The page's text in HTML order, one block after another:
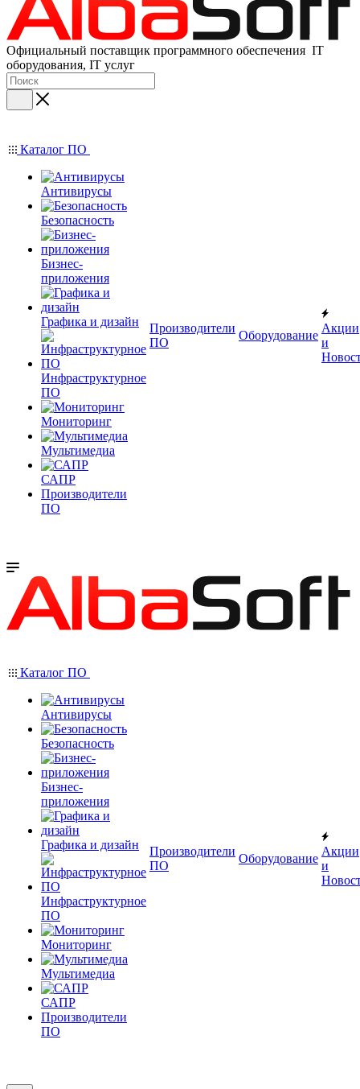
Официальный поставщик программного обеспечения IT
оборудования, IT услуг
Каталог ПО
Антивирусы
Безопасность
Бизнес-
приложения
Графика и дизайн
Инфраструктурное
ПО
Мониторинг
Мультимедиа
САПР
Производители
ПО
Производители
ПО
Оборудование
Акции
и
Каталог ПО
Антивирусы
Безопасность
Бизнес-
приложения
Графика и дизайн
Инфраструктурное
ПО
Мониторинг
Мультимедиа
САПР
Производители
ПО
Производители
ПО
Оборудование
Акции
и